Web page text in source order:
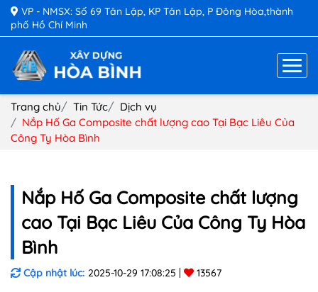
VP - NMSX: Số 69 Tân Lập, KP Tân Lập, P Đông Hòa,thành
phố Hồ Chí Minh
Trang chủ Tin Tức
Dịch vụ
Nắp Hố Ga Composite chất lượng cao Tại Bạc Liêu Của
Công Ty Hòa Bình
Nắp Hố Ga Composite chất lượng
cao Tại Bạc Liêu Của Công Ty Hòa
Bình
Cập nhật lúc: 2025-10-29 17:08:25 13567